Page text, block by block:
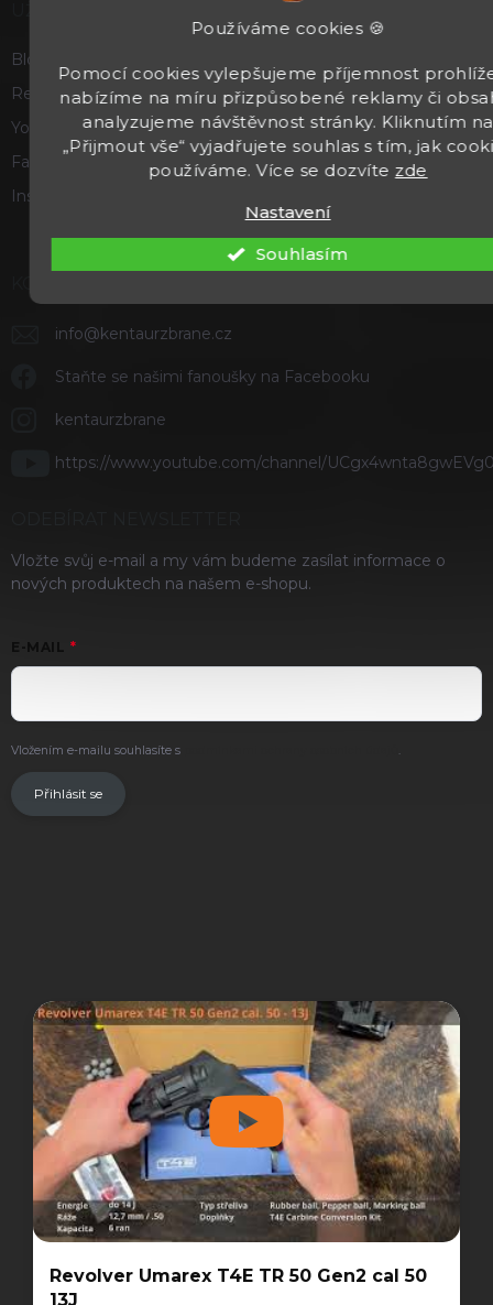
Používáme cookies 🍪
Pomocí cookies vylepšujeme příjemnost
nabízíme na míru přizpůsobené reklamy či
analyzujeme návštěvnost stránky. Kliknutím na
„Přijmout vše“ vyjadřujete souhlas s tím, jak
používáme. Více se dozvíte zde
Nastavení
Souhlasím
Blog
Recenze a hodnocení
Youtube
Facebook
Instagram
info@kentaurzbrane.cz
Staňte se našimi fanoušky na Facebooku
kentaurzbrane
https://www.youtube.com/channel/
Vložte svůj e-mail a my vám budeme zasílat informace o
nových produktech na našem e-shopu.
E-MAIL
Vložením e-mailu souhlasíte s .
Přihlásit se
Revolver Umarex T4E TR 50 Gen2 cal 50
13J